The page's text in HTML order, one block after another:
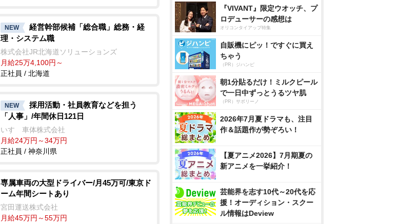
NEW
経営幹部候補「総合職」総務・経
理・システム職
株式会社JR北海道ソリューションズ
月給25万4,100円～
正社員 / 北海道
NEW
採用活動・社員教育などを担う
「人事」/年間休日121日
いすゞ車体株式会社
月給24万円～34万円
正社員 / 神奈川県
専属車両の大型ドライバー/月45万可/東京ド
ーム年間シートあり
宮田運送株式会社
月給45万円～55万円
『VIVANT』限定ウオッチ、プ
ロデューサーの感想は
オリコンタイアップ特集
自販機にピッ！ですぐに買え
ちゃう
（PR）ジハンピ
朝1分貼るだけ！ミルクピール
で一日中ずっとうるツヤ肌
（PR）サボリーノ
2026年7月夏ドラマも、注目
作＆話題作が勢ぞろい！
【夏アニメ2026】7月期夏の
新アニメを一挙紹介！
芸能界を志す10代～20代を応
援！オーディション・スクー
ル情報はDeview